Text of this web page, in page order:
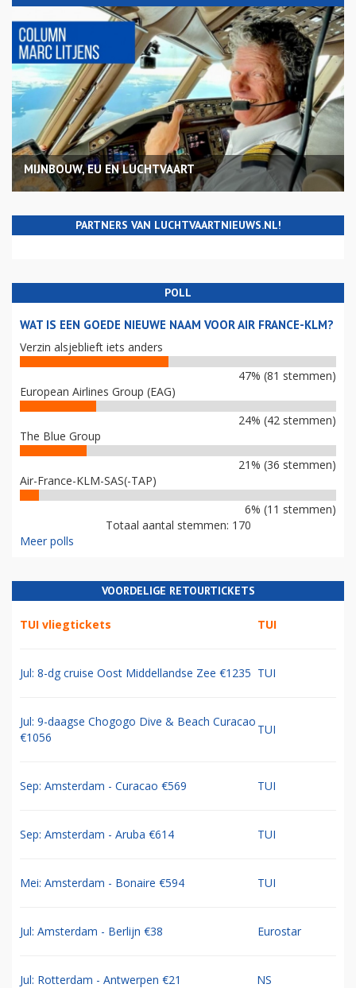
MIJNBOUW, EU EN LUCHTVAART
PARTNERS VAN LUCHTVAARTNIEUWS.NL!
POLL
WAT IS EEN GOEDE NIEUWE NAAM VOOR AIR FRANCE-KLM?
Verzin alsjeblieft iets anders
47% (81 stemmen)
European Airlines Group (EAG)
24% (42 stemmen)
The Blue Group
21% (36 stemmen)
Air-France-KLM-SAS(-TAP)
6% (11 stemmen)
Totaal aantal stemmen: 170
Meer polls
VOORDELIGE RETOURTICKETS
TUI vliegtickets TUI
Jul: 8-dg cruise Oost Middellandse Zee €1235 TUI
Jul: 9-daagse Chogogo Dive & Beach Curacao
€1056
TUI
Sep: Amsterdam - Curacao €569 TUI
Sep: Amsterdam - Aruba €614 TUI
Mei: Amsterdam - Bonaire €594 TUI
Jul: Amsterdam - Berlijn €38 Eurostar
Jul: Rotterdam - Antwerpen €21 NS